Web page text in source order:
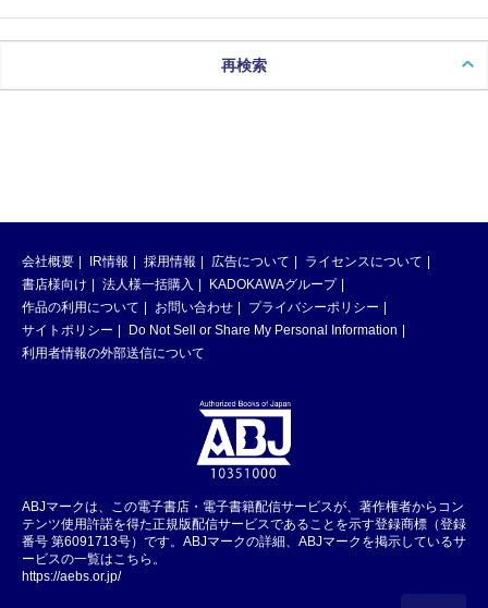
再検索
会社概要 IR情報 採用情報 広告について
ライセンスについて
書店様向け
法人様一括購入
KADOKAWAグループ
作品の利用について
お問い合わせ
プライバシーポリシー
サイトポリシー
Do Not Sell or Share My Personal Information
利用者情報の外部送信について
ABJマークは、この電子書店・電子書籍配信サービスが、著作権者からコン
テンツ使用許諾を得た正規版配信サービスであることを示す登録商標（登録
番号 第6091713号）です。ABJマークの詳細、ABJマークを掲示しているサ
ービスの一覧はこちら。
https://aebs.or.jp/